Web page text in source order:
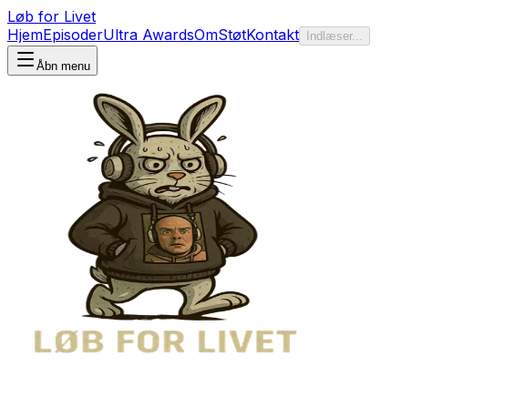
Løb for Livet
HjemEpisoderUltra AwardsOmStøtKontakt Indlæser...
Åbn menu